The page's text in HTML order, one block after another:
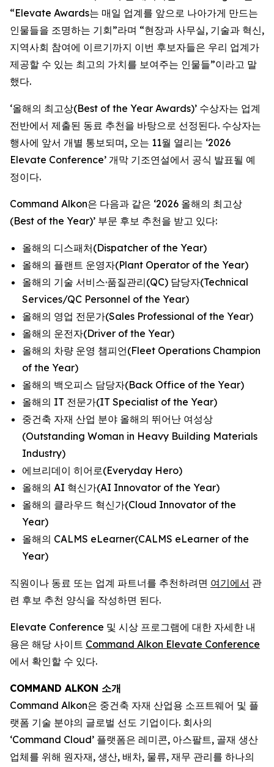
“Elevate Awards는 매일 업계를 앞으로 나아가게 만드는
인물들을 조명하는 기회”라며 “현장과 사무실, 기술과 혁신,
지역사회 참여에 이르기까지 이번 후보자들은 우리 업계가
제공할 수 있는 최고의 가치를 보여주는 인물들”이라고 말
했다.
‘올해의 최고상(Best of the Year Awards)’ 수상자는 업계
전반에서 제출된 동료 추천을 바탕으로 선정된다. 수상자는
행사에 앞서 개별 통보되며, 오는 11월 열리는 ‘2026
Elevate Conference’ 개막 기조연설에서 공식 발표될 예
정이다.
Command Alkon은 다음과 같은 ‘2026 올해의 최고상
(Best of the Year)’ 부문 후보 추천을 받고 있다:
올해의 디스패처(Dispatcher of the Year)
올해의 플랜트 운영자(Plant Operator of the Year)
올해의 기술 서비스·품질관리(QC) 담당자(Technical
Services/QC Personnel of the Year)
올해의 영업 전문가(Sales Professional of the Year)
올해의 운전자(Driver of the Year)
올해의 차량 운영 챔피언(Fleet Operations Champion
of the Year)
올해의 백오피스 담당자(Back Office of the Year)
올해의 IT 전문가(IT Specialist of the Year)
중건축 자재 산업 분야 올해의 뛰어난 여성상
(Outstanding Woman in Heavy Building Materials
Industry)
에브리데이 히어로(Everyday Hero)
올해의 AI 혁신가(AI Innovator of the Year)
올해의 클라우드 혁신가(Cloud Innovator of the
Year)
올해의 CALMS eLearner(CALMS eLearner of the
Year)
직원이나 동료 또는 업계 파트너를 추천하려면 여기에서 관
련 후보 추천 양식을 작성하면 된다.
Elevate Conference 및 시상 프로그램에 대한 자세한 내
용은 해당 사이트 Command Alkon Elevate Conference
에서 확인할 수 있다.
COMMAND ALKON 소개
Command Alkon은 중건축 자재 산업용 소프트웨어 및 플
랫폼 기술 분야의 글로벌 선도 기업이다. 회사의
‘Command Cloud’ 플랫폼은 레미콘, 아스팔트, 골재 생산
업체를 위해 원자재, 생산, 배차, 물류, 재무 관리를 하나의